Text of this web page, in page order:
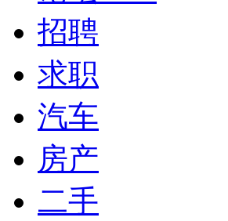
招聘
求职
汽车
房产
二手